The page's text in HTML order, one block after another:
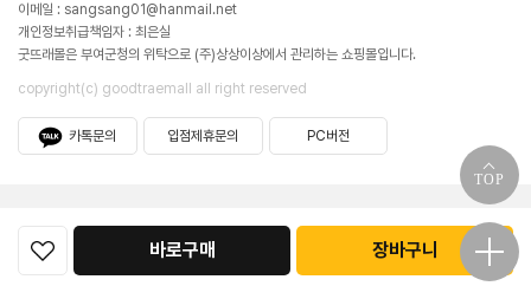
바로구매 장바구니
이메일 : sangsang01@hanmail.net
개인정보취급책임자 : 최은실
굿뜨래몰은 부여군청의 위탁으로 (주)상상이상에서 관리하는 쇼핑몰입니다.
copyright(c) goodtraemall all right reserved
카톡문의 입점제휴문의 PC버전
굿뜨래몰소개 개인정보처리방침
TOP